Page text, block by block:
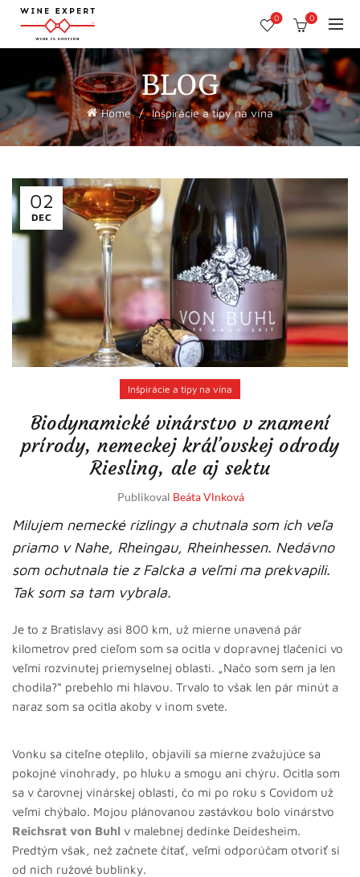
0 0
BLOG
Home Inšpirácie a tipy na vína
02
DEC
Inšpirácie a tipy na vína
Biodynamické vinárstvo v znamení
prírody, nemeckej kráľovskej odrody
Riesling, ale aj sektu
Publikoval Beáta Vlnková
Milujem nemecké rizlingy a chutnala som ich veľa
priamo v Nahe, Rheingau, Rheinhessen. Nedávno
som ochutnala tie z Falcka a veľmi ma prekvapili.
Tak som sa tam vybrala.
Je to z Bratislavy asi 800 km, už mierne unavená pár
kilometrov pred cieľom som sa ocitla v dopravnej tlačenici vo
veľmi rozvinutej priemyselnej oblasti. „Načo som sem ja len
chodila?“ prebehlo mi hlavou. Trvalo to však len pár minút a
naraz som sa ocitla akoby v inom svete.
Vonku sa citeľne oteplilo, objavili sa mierne zvažujúce sa
pokojné vinohrady, po hluku a smogu ani chýru. Ocitla som
sa v čarovnej vinárskej oblasti, čo mi po roku s Covidom už
veľmi chýbalo. Mojou plánovanou zastávkou bolo vinárstvo
Reichsrat von Buhl v malebnej dedinke Deidesheim.
Predtým však, než začnete čítať, veľmi odporúčam otvoriť si
od nich ružové bublinky.